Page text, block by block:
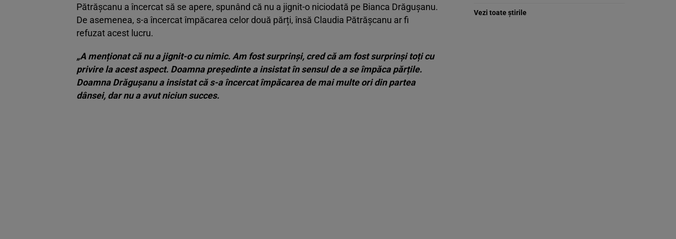
Pătrășcanu a încercat să se apere, spunând că nu a jignit-o niciodată pe Bianca Drăgușanu.
De asemenea, s-a încercat împăcarea celor două părți, însă Claudia Pătrășcanu ar fi
refuzat acest lucru.
„A menționat că nu a jignit-o cu nimic. Am fost surprinși, cred că am fost surprinși toți cu
privire la acest aspect. Doamna președinte a insistat în sensul de a se împăca părțile.
Doamna Drăgușanu a insistat că s-a încercat împăcarea de mai multe ori din partea
dânsei, dar nu a avut niciun succes.
Vezi toate știrile